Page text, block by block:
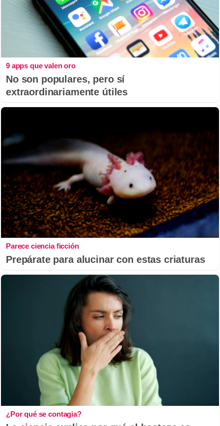
9 apps que valen oro
No son populares, pero sí
extraordinariamente útiles
Parece ciencia ficción
Prepárate para alucinar con estas criaturas
¿Por qué se contagia?